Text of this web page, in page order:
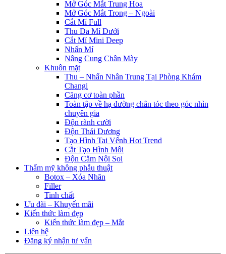
Mở Góc Mắt Trung Hoa
Mở Góc Mắt Trong – Ngoài
Cắt Mí Full
Thu Da Mí Dưới
Cắt Mí Mini Deep
Nhấn Mí
Nâng Cung Chân Mày
Khuôn mặt
Thu – Nhấn Nhân Trung Tại Phòng Khám
Changi
Căng cơ toàn phần
Toàn tập về hạ đường chân tóc theo góc nhìn
chuyên gia
Độn rãnh cười
Độn Thái Dương
Tạo Hình Tai Vểnh Hot Trend
Cắt Tạo Hình Môi
Độn Cằm Nội Soi
Thẩm mỹ không phẫu thuật
Botox – Xóa Nhăn
Filler
Tinh chất
Ưu đãi – Khuyến mãi
Kiến thức làm đẹp
Kiến thức làm đẹp – Mắt
Liên hệ
Đăng ký nhận tư vấn